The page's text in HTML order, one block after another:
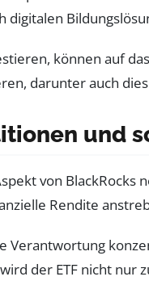
digitalen
können auf
darunter auch
und
von BlackRocks
Rendite
Verantwortung
der ETF nicht